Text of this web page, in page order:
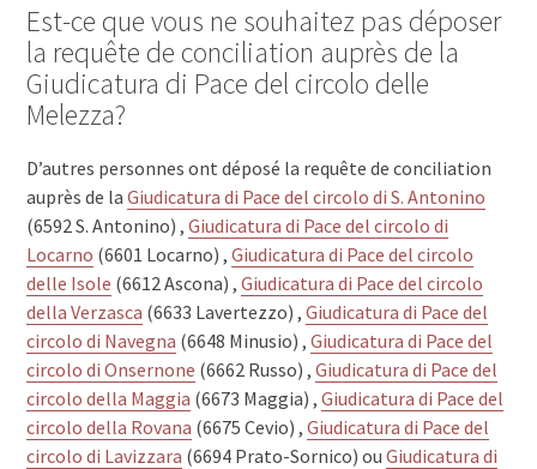
Est-ce que vous ne souhaitez pas déposer
la requête de conciliation auprès de la
Giudicatura di Pace del circolo delle
Melezza?
D’autres personnes ont déposé la requête de conciliation
auprès de laGiudicatura di Pace del circolo di S. Antonino
(6592 S. Antonino) ,Giudicatura di Pace del circolo di
Locarno (6601 Locarno) ,Giudicatura di Pace del circolo
delle Isole (6612 Ascona) ,Giudicatura di Pace del circolo
della Verzasca (6633 Lavertezzo) ,Giudicatura di Pace del
circolo di Navegna (6648 Minusio) ,Giudicatura di Pace del
circolo di Onsernone (6662 Russo) ,Giudicatura di Pace del
circolo della Maggia (6673 Maggia) ,Giudicatura di Pace del
circolo della Rovana (6675 Cevio) ,Giudicatura di Pace del
circolo di Lavizzara (6694 Prato-Sornico) ouGiudicatura di